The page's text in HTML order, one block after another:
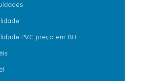
PVC preço em BH